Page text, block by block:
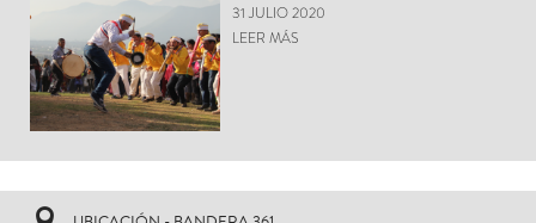
31 JULIO 2020
LEER MÁS